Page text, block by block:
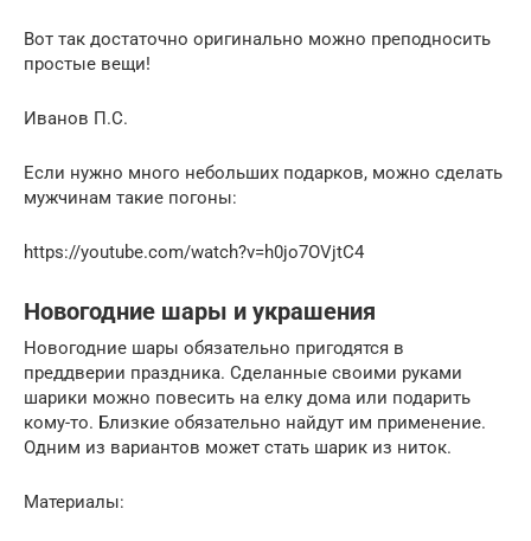
Вот так достаточно оригинально можно преподносить
простые вещи!
Иванов П.С.
Если нужно много небольших подарков, можно сделать
мужчинам такие погоны:
https://youtube.com/watch?v=h0jo7OVjtC4
Новогодние шары и украшения
Новогодние шары обязательно пригодятся в
преддверии праздника. Сделанные своими руками
шарики можно повесить на елку дома или подарить
кому-то. Близкие обязательно найдут им применение.
Одним из вариантов может стать шарик из ниток.
Материалы: